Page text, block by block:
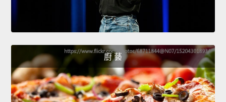
廚 藝